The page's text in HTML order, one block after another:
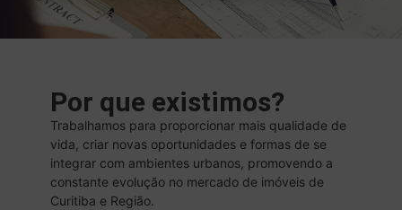
Por que existimos?
Trabalhamos para proporcionar mais qualidade de
vida, criar novas oportunidades e formas de se
integrar com ambientes urbanos, promovendo a
constante evolução no mercado de imóveis de
Curitiba e Região.